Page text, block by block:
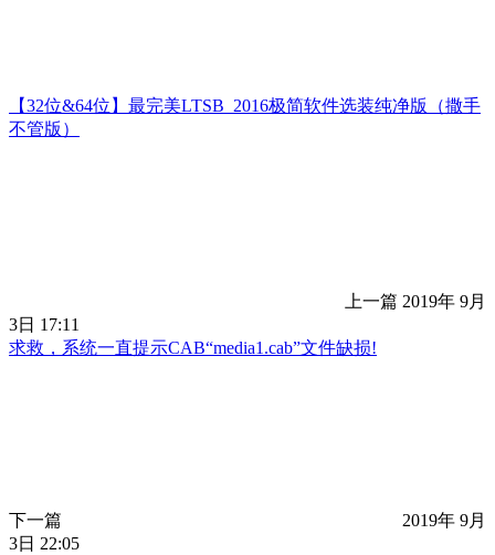
【32位&64位】最完美LTSB_2016极简软件选装纯净版（撒手
不管版）
上一篇 2019年 9月
3日 17:11
求救，系统一直提示CAB“media1.cab”文件缺损!
下一篇
2019年 9月
3日 22:05